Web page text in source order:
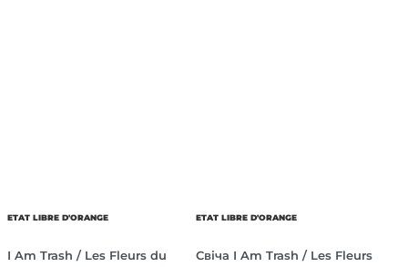
ETAT LIBRE D'ORANGE
I Am Trash / Les Fleurs du
ETAT LIBRE D'ORANGE
Свіча I Am Trash / Les Fleurs